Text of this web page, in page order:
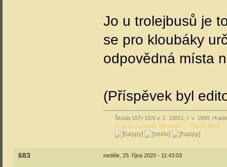
Jo u trolejbusů je
se pro kloubáky
odpovědná místa
(Příspěvek byl
Škoda 15Tr 02/6 v. č. 10851, r. v. 1988:
»Lidí se nebojme, ale sebe.« - Tomáš Baťa
683 neděle, 25. října 2020 - 11:43:03